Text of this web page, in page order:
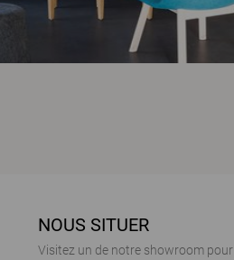
NOUS SITUER
Visitez un de notre showroom pour